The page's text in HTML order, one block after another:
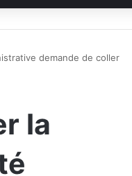
demande de coller
la